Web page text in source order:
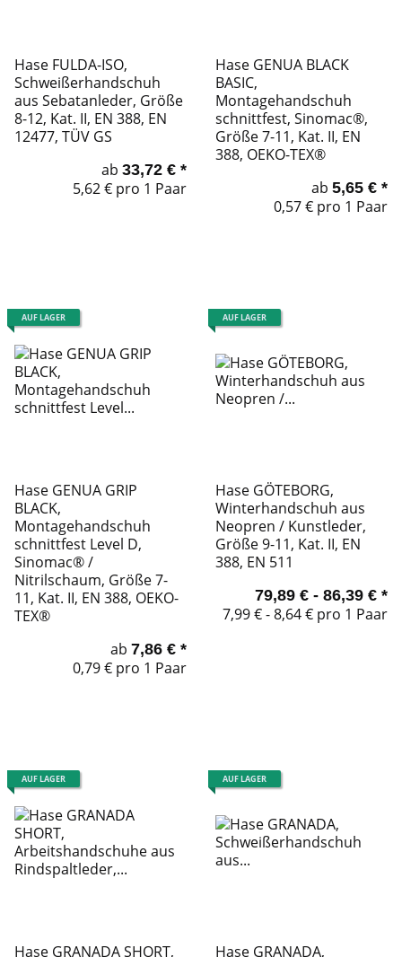
Hase FULDA-ISO,
Schweißerhandschuh
aus Sebatanleder, Größe
8-12, Kat. II, EN 388, EN
12477, TÜV GS
ab 33,72 € *
5,62 € pro 1 Paar
Hase GENUA BLACK
BASIC,
Montagehandschuh
schnittfest, Sinomac®,
Größe 7-11, Kat. II, EN
388, OEKO-TEX®
ab 5,65 € *
0,57 € pro 1 Paar
AUF LAGER
Hase GENUA GRIP
BLACK,
Montagehandschuh
schnittfest Level D,
Sinomac® /
Nitrilschaum, Größe 7-
11, Kat. II, EN 388, OEKO-
TEX®
ab 7,86 € *
0,79 € pro 1 Paar
AUF LAGER
Hase GÖTEBORG,
Winterhandschuh aus
Neopren / Kunstleder,
Größe 9-11, Kat. II, EN
388, EN 511
79,89 € - 86,39 € *
7,99 € - 8,64 € pro 1 Paar
AUF LAGER
Hase GRANADA SHORT,
AUF LAGER
Hase GRANADA,